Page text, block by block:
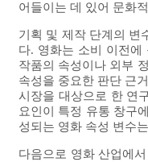
어들이는 데 있어 문화
기획 및 제작 단계의 변
다. 영화는 소비 이전에
작품의 속성이나 외부
속성을 중요한 판단 근
시장을 대상으로 한 연
요인이 특정 유통 창구
성되는 영화 속성 변수
다음으로 영화 산업에